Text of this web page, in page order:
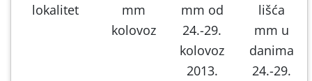
lokalitet
mm
kolovoz
mm od
24.-29.
kolovoz
2013.
lišća
mm u
danima
24.-29.